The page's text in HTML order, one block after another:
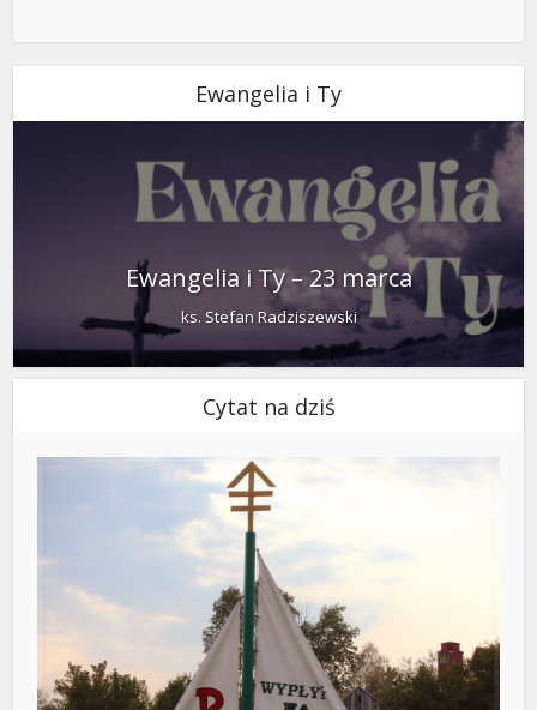
Ewangelia i Ty
Ewangelia i Ty – 23 marca
ks. Stefan Radziszewski
Cytat na dziś